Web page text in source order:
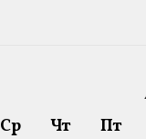
Ср Чт Пт